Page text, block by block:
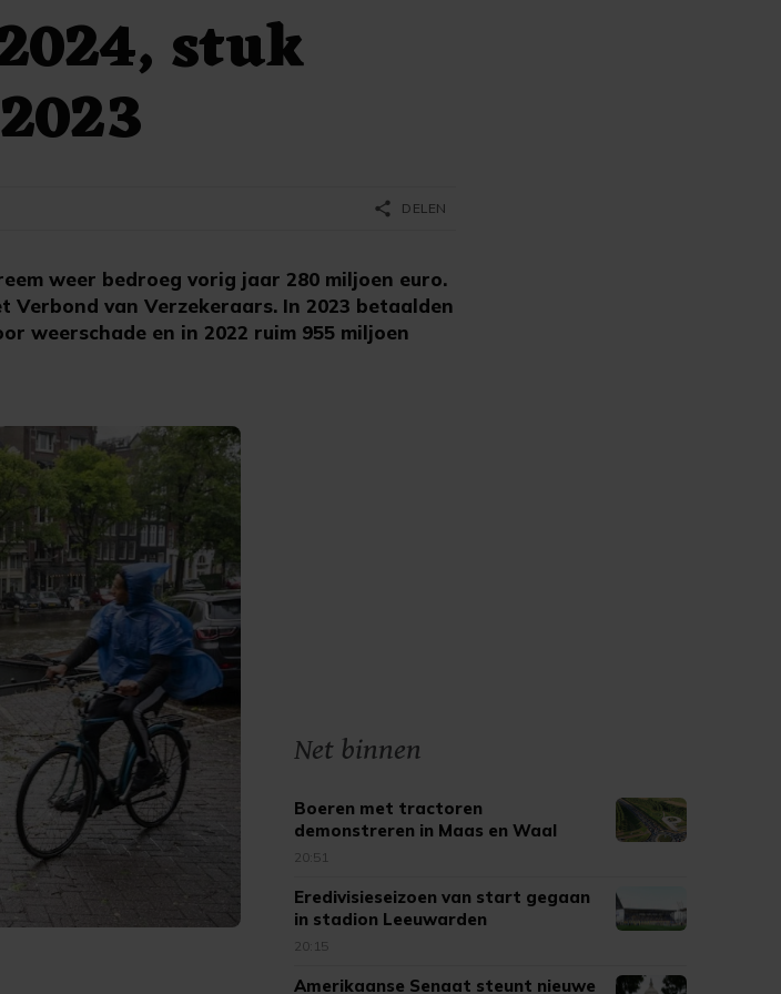
stuk
weer bedroeg vorig jaar 280 miljoen euro.
van Verzekeraars. In 2023 betaalden
weerschade en in 2022 ruim 955 miljoen
share DELEN
Net binnen
Boeren met tractoren
demonstreren in Maas en Waal
20:51
Eredivisieseizoen van start gegaan
in stadion Leeuwarden
20:15
Amerikaanse Senaat steunt nieuwe